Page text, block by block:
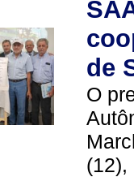
de
O
(12),